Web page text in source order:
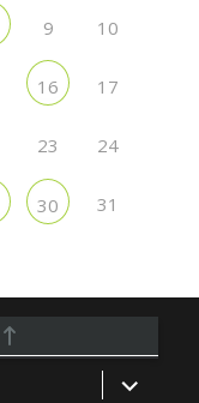
9 10
16 17
23 24
30 31
ouvrir
le